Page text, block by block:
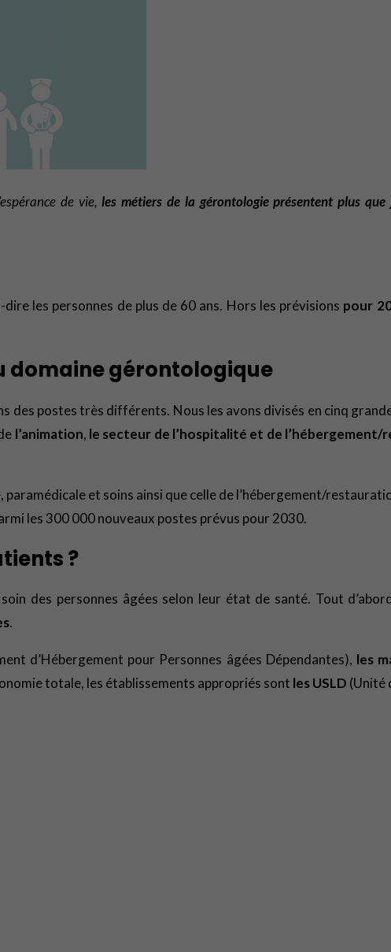
de vie,les métiers de la gérontologie présentent plus
dire les personnes de plus de 60 ans. Hors les prévisions pour
domaine gérontologique
postes très différents. Nous les avons divisés en cinq
l’animation, le secteur de l’hospitalité et de l’hébergement/
et soins ainsi que celle de l’hébergement/
les 300 000 nouveaux postes prévus pour 2030.
?
des personnes âgées selon leur état de santé. Tout
.
d’Hébergement pour Personnes âgées Dépendantes), les
totale, les établissements appropriés sont les USLD (Unité